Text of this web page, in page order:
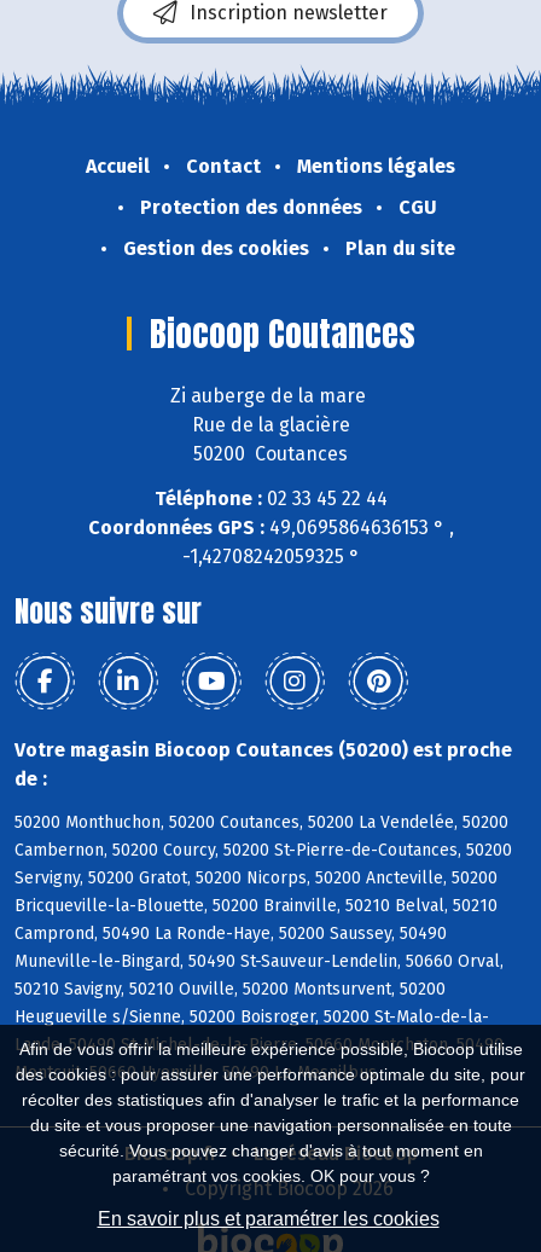
Afin de vous offrir la meilleure expérience possible, Biocoop utilise
des cookies : pour assurer une performance optimale du site, pour
récolter des statistiques afin d'analyser le trafic et la performance
du site et vous proposer une navigation personnalisée en toute
sécurité. Vous pouvez changer d'avis à tout moment en
paramétrant vos cookies. OK pour vous ?
En savoir plus et paramétrer les cookies
Inscription newsletter
Accueil Contact
Mentions légales
Protection des données
CGU
Gestion des cookies
Plan du site
Biocoop Coutances
Zi auberge de la mare
Rue de la glacière
50200 Coutances
Téléphone :02 33 45 22 44
Coordonnées GPS :49,0695864636153 ° ,
-1,42708242059325 °
Nous suivre sur
Votre magasin Biocoop Coutances (50200) est proche
de :
50200 Monthuchon, 50200 Coutances, 50200 La Vendelée, 50200
Cambernon, 50200 Courcy, 50200 St-Pierre-de-Coutances, 50200
Servigny, 50200 Gratot, 50200 Nicorps, 50200 Ancteville, 50200
Bricqueville-la-Blouette, 50200 Brainville, 50210 Belval, 50210
Camprond, 50490 La Ronde-Haye, 50200 Saussey, 50490
Muneville-le-Bingard, 50490 St-Sauveur-Lendelin, 50660 Orval,
50210 Savigny, 50210 Ouville, 50200 Montsurvent, 50200
Heugueville s/Sienne, 50200 Boisroger, 50200 St-Malo-de-la-
Lande, 50490 St-Michel-de-la-Pierre, 50660 Montchaton, 50490
Montcuit, 50660 Hyenville, 50490 Le Mesnilbus
Biocoop.fr
Le réseau Biocoop
Copyright Biocoop 2026